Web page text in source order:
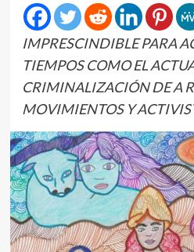
IMPRESCINDIBLE PARA
TIEMPOS COMO EL
CRIMINALIZACIÓN DE A
MOVIMIENTOS Y